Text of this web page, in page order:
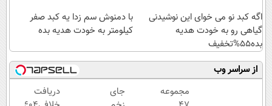
اگه کبد نو می خوای این نوشیدنی
گیاهی رو به خودت هدیه
بده55%تخفیف
با دمنوش سم زدا یه کبد صفر
کیلومتر به خودت هدیه بده
از سراسر وب
مجموعه
جای
دریافت